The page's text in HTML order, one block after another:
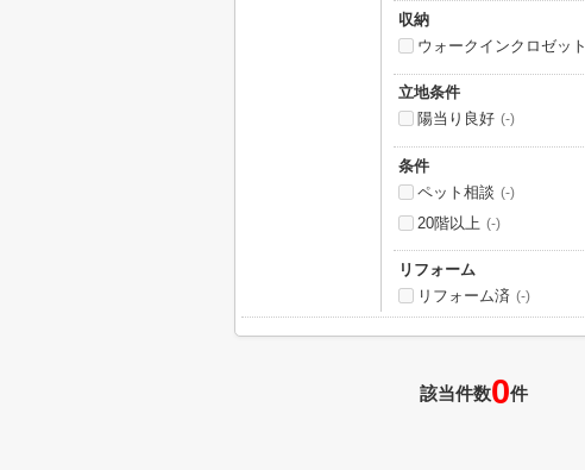
収納
ウォークインクロゼット
立地条件
陽当り良好 (-)
条件
ペット相談 (-)
20階以上 (-)
リフォーム
リフォーム済 (-)
該当件数0件